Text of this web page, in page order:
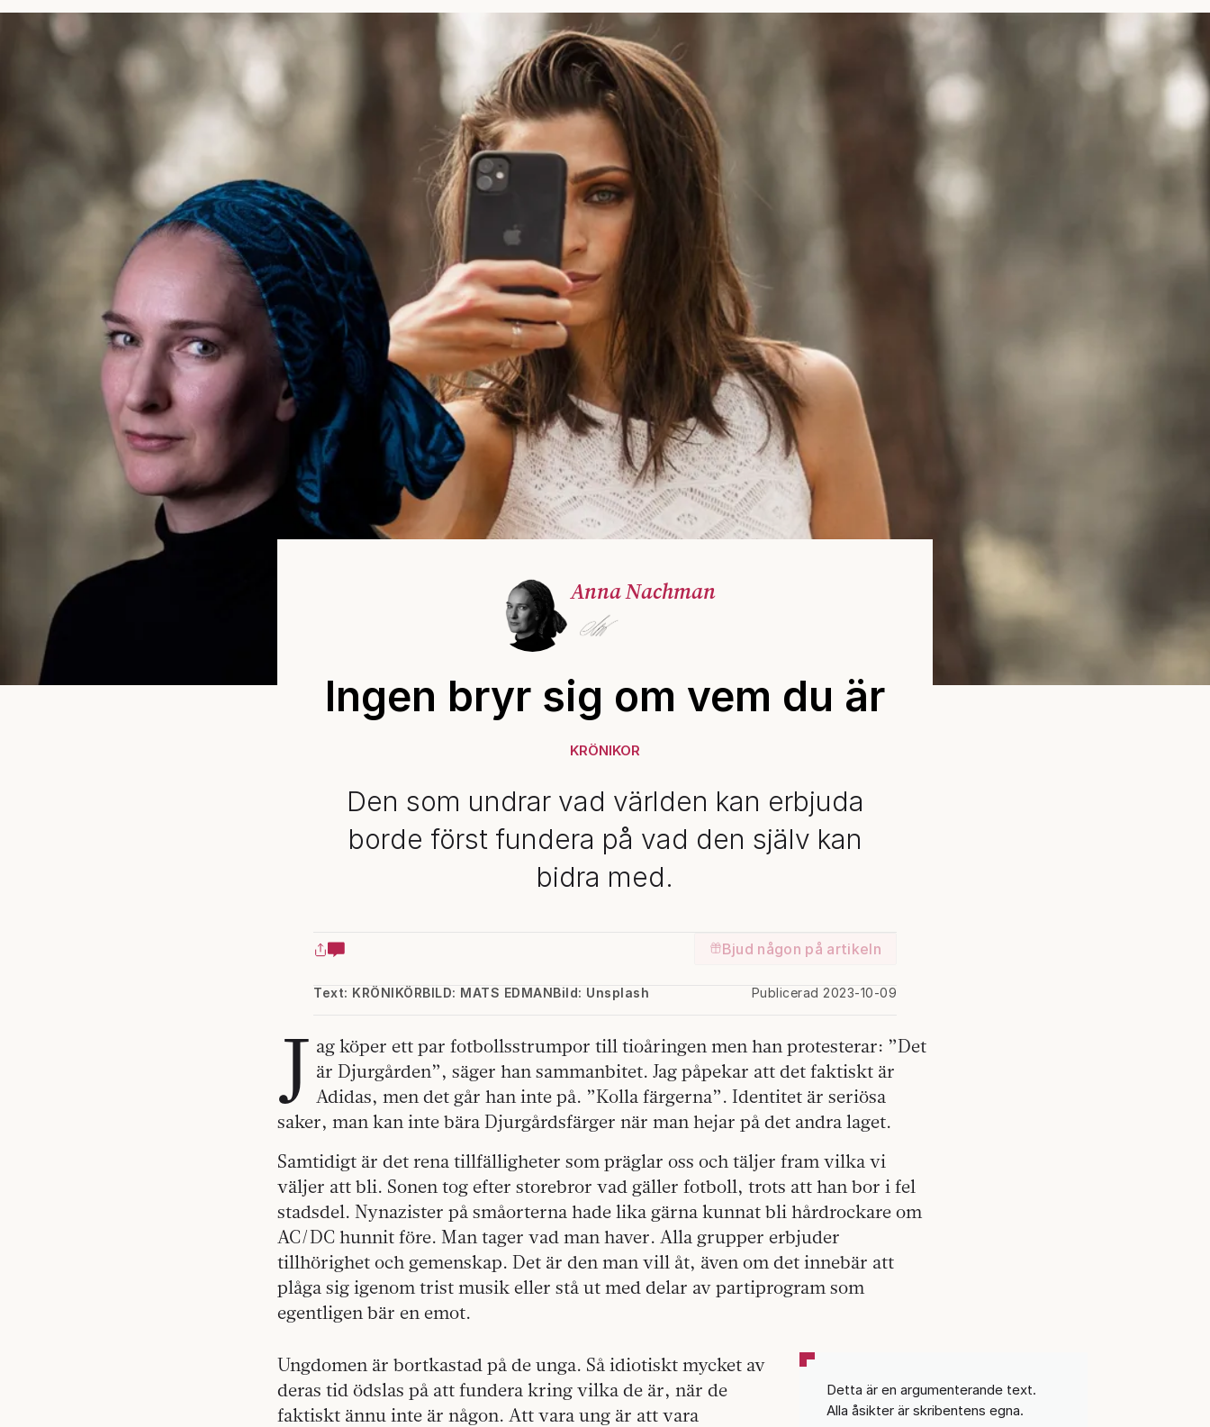
Anna Nachman
Ingen bryr sig om vem du är
KRÖNIKOR
Den som undrar vad världen kan erbjuda
borde först fundera på vad den själv kan
bidra med.
Bjud någon på artikeln
Text: KRÖNIKÖRBILD: MATS EDMAN Publicerad 2023-10-09
Bild: Unsplash
J ag köper ett par fotbollsstrumpor till tioåringen men han protesterar: ”Det
är Djurgården”, säger han sammanbitet. Jag påpekar att det faktiskt är
Adidas, men det går han inte på. ”Kolla färgerna”. Identitet är seriösa
saker, man kan inte bära Djurgårdsfärger när man hejar på det andra laget.
Samtidigt är det rena tillfälligheter som präglar oss och täljer fram vilka vi
väljer att bli. Sonen tog efter storebror vad gäller fotboll, trots att han bor i fel
stadsdel. Nynazister på småorterna hade lika gärna kunnat bli hårdrockare om
AC/DC hunnit före. Man tager vad man haver. Alla grupper erbjuder
tillhörighet och gemenskap. Det är den man vill åt, även om det innebär att
plåga sig igenom trist musik eller stå ut med delar av partiprogram som
egentligen bär en emot.
Detta är en argumenterande text.
Alla åsikter är skribentens egna.
Ungdomen är bortkastad på de unga. Så idiotiskt mycket av
deras tid ödslas på att fundera kring vilka de är, när de
faktiskt ännu inte är någon. Att vara ung är att vara